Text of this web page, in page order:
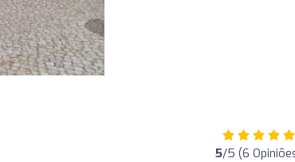
5/5 (6